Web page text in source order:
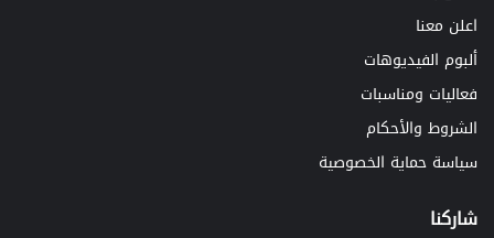
اعلن معنا
ألبوم الفيديوهات
فعاليات ومناسبات
الشروط والأحكام
سياسة حماية الخصوصية
شاركنا